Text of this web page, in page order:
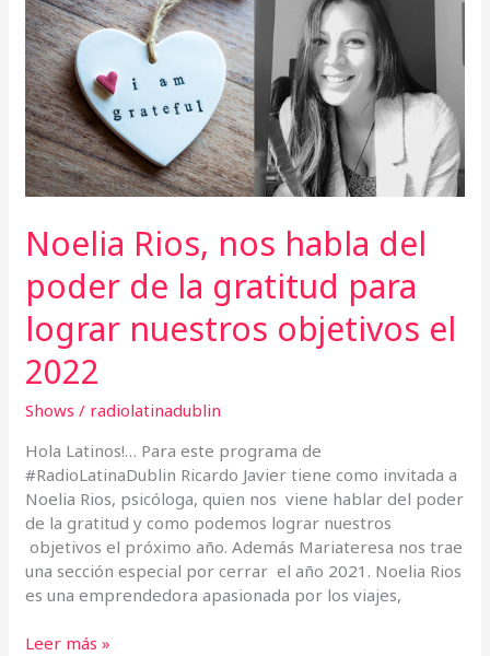
Noelia Rios, nos habla del
poder de la gratitud para
lograr nuestros objetivos el
2022
Shows / radiolatinadublin
Hola Latinos!… Para este programa de
#RadioLatinaDublin Ricardo Javier tiene como invitada a
Noelia Rios, psicóloga, quien nos viene hablar del poder
de la gratitud y como podemos lograr nuestros
objetivos el próximo año. Además Mariateresa nos trae
una sección especial por cerrar el año 2021. Noelia Rios
es una emprendedora apasionada por los viajes,
nos
habla
del
poder
de
la
gratitud
para
lograr
objetivos
2022
Leer más »